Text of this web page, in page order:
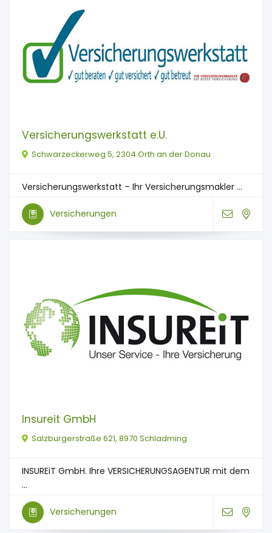
Versicherungswerkstatt e.U.
Schwarzeckerweg 5, 2304 Orth an der Donau
Versicherungswerkstatt – Ihr Versicherungsmakler ...
Versicherungen
Insureit GmbH
Salzburgerstraße 621, 8970 Schladming
INSUREiT GmbH. Ihre VERSICHERUNGSAGENTUR mit dem
...
Versicherungen